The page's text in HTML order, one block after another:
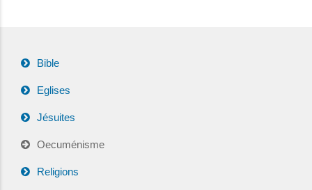
Bible
Eglises
Jésuites
Oecuménisme
Religions